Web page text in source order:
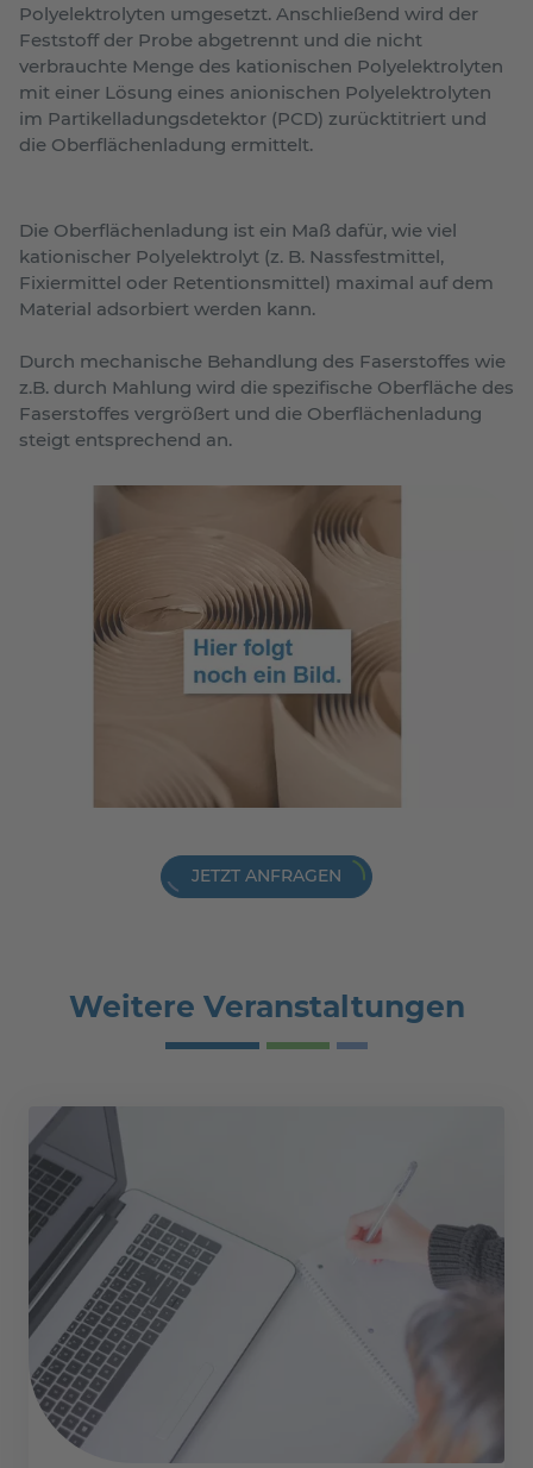
Polyelektrolyten umgesetzt. Anschließend wird der
Feststoff der Probe abgetrennt und die nicht
verbrauchte Menge des kationischen Polyelektrolyten
mit einer Lösung eines anionischen Polyelektrolyten
im Partikelladungsdetektor (PCD) zurücktitriert und
die Oberflächenladung ermittelt.
Die Oberflächenladung ist ein Maß dafür, wie viel
kationischer Polyelektrolyt (z. B. Nassfestmittel,
Fixiermittel oder Retentionsmittel) maximal auf dem
Material adsorbiert werden kann.
Durch mechanische Behandlung des Faserstoffes wie
z.B. durch Mahlung wird die spezifische Oberfläche des
Faserstoffes vergrößert und die Oberflächenladung
steigt entsprechend an.
JETZT ANFRAGEN
Weitere Veranstaltungen